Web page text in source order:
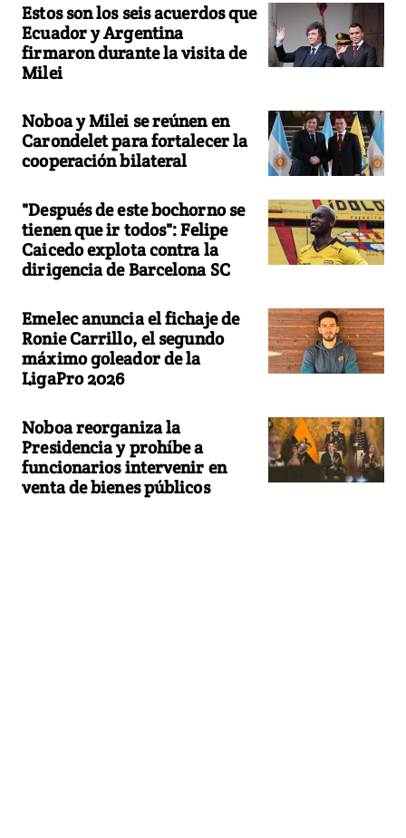
Estos son los seis acuerdos que
Ecuador y Argentina
firmaron durante la visita de
Milei
Noboa y Milei se reúnen en
Carondelet para fortalecer la
cooperación bilateral
"Después de este bochorno se
tienen que ir todos": Felipe
Caicedo explota contra la
dirigencia de Barcelona SC
Emelec anuncia el fichaje de
Ronie Carrillo, el segundo
máximo goleador de la
LigaPro 2026
Noboa reorganiza la
Presidencia y prohíbe a
funcionarios intervenir en
venta de bienes públicos